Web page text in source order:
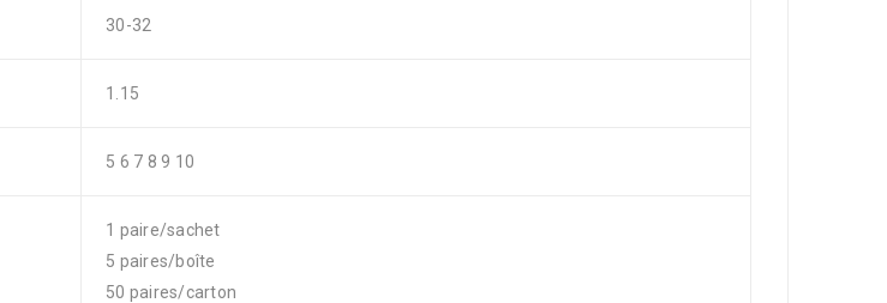
30-32
1.15
5 6 7 8 9 10
1 paire/sachet
5 paires/boîte
50 paires/carton